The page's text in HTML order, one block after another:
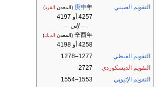
التقويم الصيني
庚申年 (المعدن القرد)
4257 أو 4197
— إلى —
辛酉年 (المعدن الديك)
4258 أو 4198
التقويم القبطي
1277–1278
التقويم الديسكوردي
2727
التقويم الإثيوپي
1553–1554